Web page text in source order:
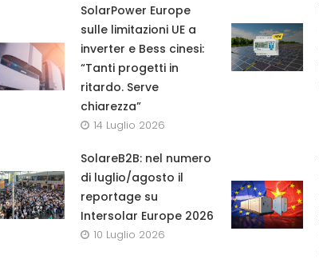
SolarPower Europe
sulle limitazioni UE a
inverter e Bess cinesi:
“Tanti progetti in
ritardo. Serve
chiarezza”
14 Luglio 2026
SolareB2B: nel numero
di luglio/agosto il
reportage su
Intersolar Europe 2026
10 Luglio 2026